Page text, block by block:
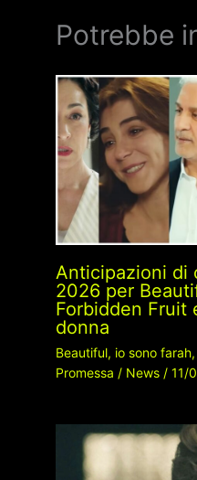
Potrebbe
Anticipazioni di
2026 per
Forbidden Fruit
donna
Beautiful, io sono farah,
Promessa / News/ 11/